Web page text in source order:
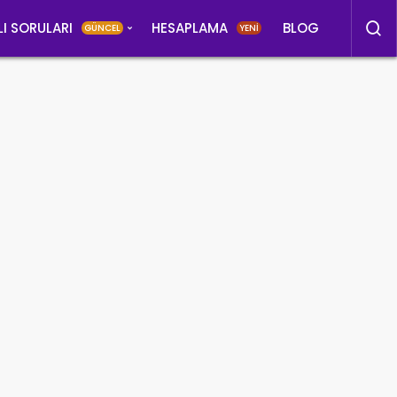
SORULARI GÜNCEL HESAPLAMA YENİ BLOG